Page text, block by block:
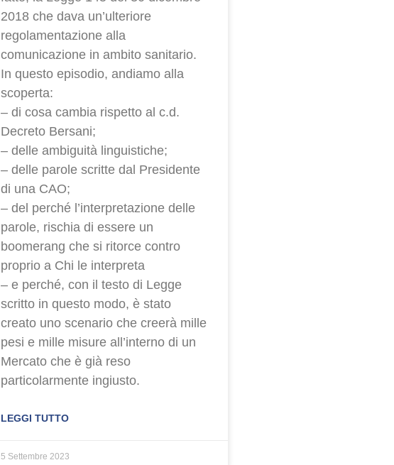
2018 che dava un’ulteriore
regolamentazione alla
comunicazione in ambito sanitario.
In questo episodio, andiamo alla
scoperta:
– di cosa cambia rispetto al c.d.
Decreto Bersani;
– delle ambiguità linguistiche;
– delle parole scritte dal Presidente
di una CAO;
– del perché l’interpretazione delle
parole, rischia di essere un
boomerang che si ritorce contro
proprio a Chi le interpreta
– e perché, con il testo di Legge
scritto in questo modo, è stato
creato uno scenario che creerà mille
pesi e mille misure all’interno di un
Mercato che è già reso
particolarmente ingiusto.
LEGGI TUTTO
5 Settembre 2023